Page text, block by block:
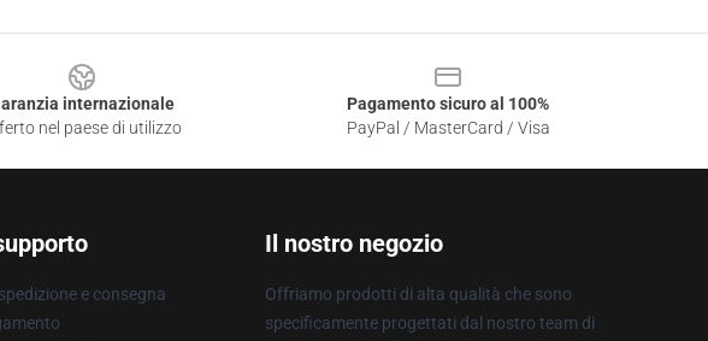
internazionale
nel paese di utilizzo
Pagamento sicuro al 100%
PayPal / MasterCard / Visa
e consegna
Il nostro negozio
Offriamo prodotti di alta qualità che sono
specificamente progettati dal nostro team di